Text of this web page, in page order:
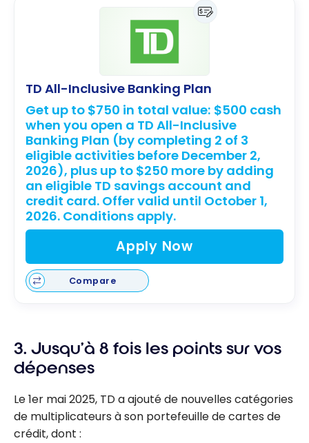
TD All-Inclusive Banking Plan
Get up to $750 in total value: $500 cash
when you open a TD All-Inclusive
Banking Plan (by completing 2 of 3
eligible activities before December 2,
2026), plus up to $250 more by adding
an eligible TD savings account and
credit card. Offer valid until October 1,
2026. Conditions apply.
Apply Now
Compare
3. Jusqu’à 8 fois les points sur vos
dépenses
Le 1er mai 2025, TD a ajouté de nouvelles catégories
de multiplicateurs à son portefeuille de cartes de
crédit, dont :